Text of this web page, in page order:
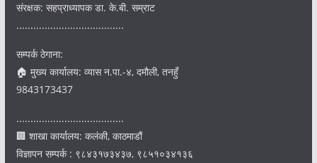
संरक्षक: सहप्राध्यापक डा. के.बी. सम्राट
......................................
सम्पर्क ठेगाना:
🏠 मुख्य कार्यालय: व्यास न.पा.-४, दमौली, तनहुँ
9843173437
......................................
🏢 शाखा कार्यालय: कलंकी, काठमाडौं
विज्ञापन सम्पर्क : ९८४३१७३४३७, ९८५१०३४१३६